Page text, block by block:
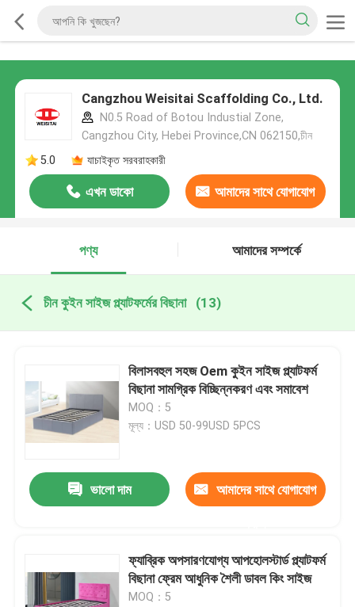
Cangzhou Weisitai Scaffolding Co., Ltd.
N0.5 Road of Botou Industial Zone,
Cangzhou City, Hebei Province,CN 062150,চীন
5.0
যাচাইকৃত সরবরাহকারী
এখন ডাকো আমাদের সাথে যোগাযোগ
পণ্য
আমাদের সম্পর্কে
চীন কুইন সাইজ প্ল্যাটফর্মের বিছানা (13)
বিলাসবহুল সহজ Oem কুইন সাইজ প্ল্যাটফর্ম
বিছানা সামগ্রিক বিচ্ছিন্নকরণ এবং সমাবেশ
MOQ：5
মূল্য：USD 50-99USD 5PCS
ভালো দাম আমাদের সাথে যোগাযোগ
ফ্যাব্রিক অপসারণযোগ্য আপহোলস্টার্ড প্ল্যাটফর্ম
বিছানা ফ্রেম আধুনিক শৈলী ডাবল কিং সাইজ
MOQ：5